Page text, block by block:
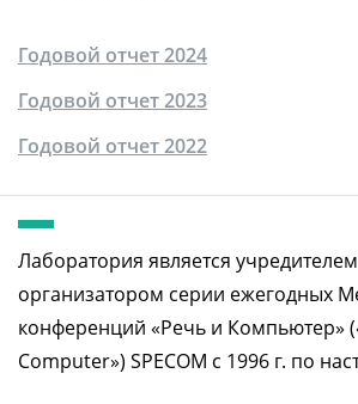
Годовой отчет 2024
Годовой отчет 2023
Годовой отчет 2022
Лаборатория является
организатором серии ежегодных
конференций «Речь и Компьютер»
Computer») SPECOM с 1996 г. по